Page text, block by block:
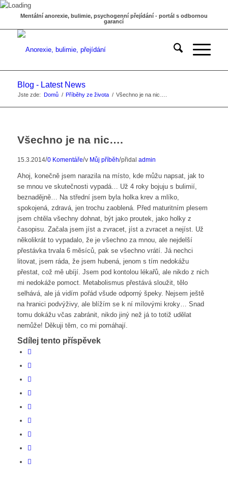
Mentální anorexie, bulimie, psychogenní přejídání - portál s odbornou
garancí
Blog - Latest News
Jste zde: Domů / Příběhy ze života / Všechno je na nic….
Všechno je na nic….
15.3.2014/0 Komentáře/v Můj příběh/přidal admin
Ahoj, konečně jsem narazila na místo, kde můžu napsat, jak to
se mnou ve skutečnosti vypadá… Už 4 roky bojuju s bulimií,
beznadějně… Na střední jsem byla holka krev a mlíko,
spokojená, zdravá, jen trochu zaoblená. Před maturitním plesem
jsem chtěla všechny dohnat, být jako proutek, jako holky z
časopisu. Začala jsem jíst a zvracet, jíst a zvracet a nejíst. Už
několikrát to vypadalo, že je všechno za mnou, ale nejdelší
přestávka trvala 6 měsíců, pak se všechno vrátí. Já nechci
litovat, jsem ráda, že jsem hubená, jenom s tím nedokážu
přestat, což mě ubíjí. Jsem pod kontolou lékařů, ale nikdo z nich
mi nedokáže pomoct. Metabolismus přestává sloužit, tělo
selhává, ale já vidím pořád všude odporný špeky. Nejsem ještě
na hranici podvýživy, ale blížím se k ní mílovými kroky… Snad
tomu dokážu včas zabránit, nikdo jiný než já to totiž udělat
nemůže! Děkuji těm, co mi pomáhají.
Sdílej tento příspěvek